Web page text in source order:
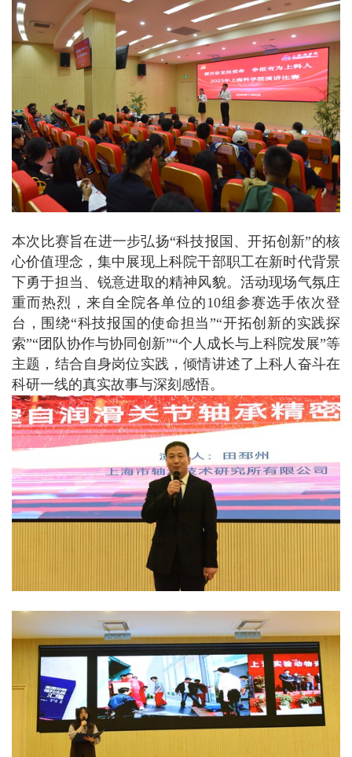
本次比赛旨在进一步弘扬“科技报国、开拓创新”的核
心价值理念，集中展现上科院干部职工在新时代背景
下勇于担当、锐意进取的精神风貌。活动现场气氛庄
重而热烈，来自全院各单位的10组参赛选手依次登
台，围绕“科技报国的使命担当”“开拓创新的实践探
索”“团队协作与协同创新”“个人成长与上科院发展”等
主题，结合自身岗位实践，倾情讲述了上科人奋斗在
科研一线的真实故事与深刻感悟。